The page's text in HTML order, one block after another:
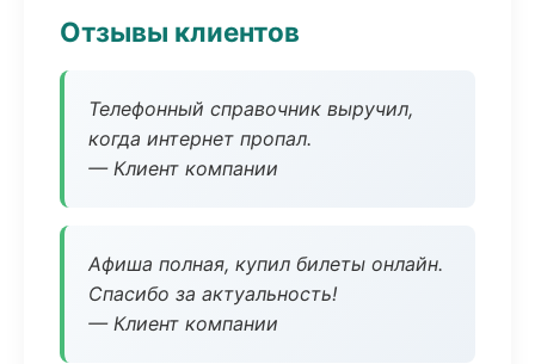
Отзывы клиентов
Телефонный справочник выручил,
когда интернет пропал.
— Клиент компании
Афиша полная, купил билеты онлайн.
Спасибо за актуальность!
— Клиент компании